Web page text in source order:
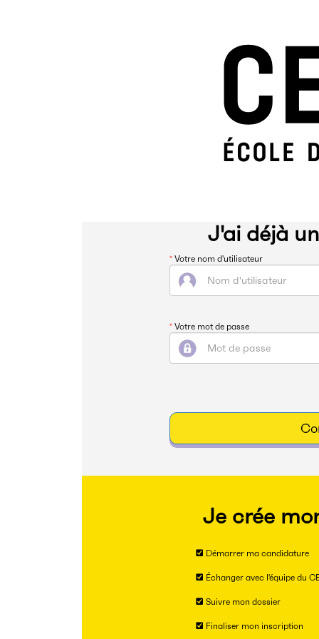
J'ai déjà
* Votre nom d'utilisateur
* Votre mot de passe
Je crée
Démarrer ma candidature
Échanger avec l'équipe du
Suivre mon dossier
Finaliser mon inscription